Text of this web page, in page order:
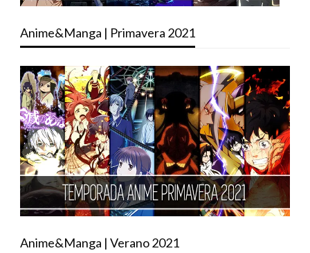
Anime&Manga | Primavera 2021
Anime&Manga | Verano 2021